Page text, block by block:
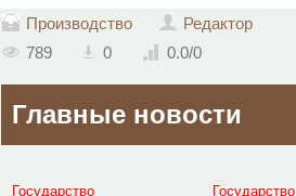
Производство
Редактор
789
0 0.0/0
Главные новости
Государство Государство